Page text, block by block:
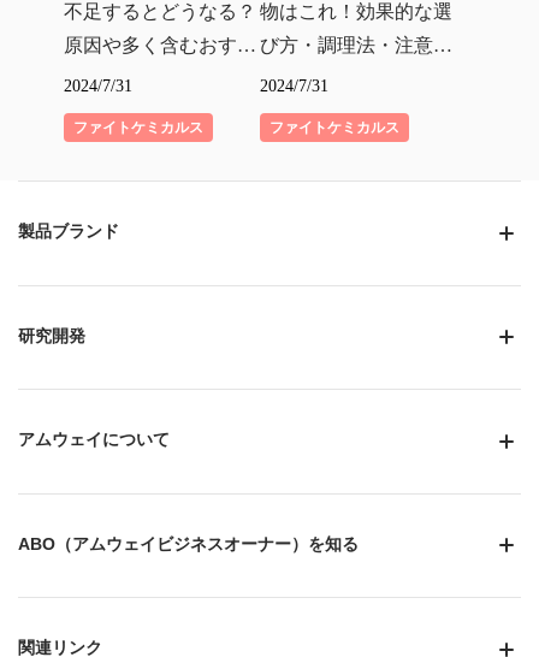
不足するとどうなる？
原因や多く含むおすす
め食材をわかりやすく
紹介
2024/7/31
ファイトケミカルス
物はこれ！効果的な選
び方・調理法・注意点
も紹介
2024/7/31
ファイトケミカルス
製品ブランド
研究開発
アムウェイについて
ABO（アムウェイビジネスオーナー）を知る
関連リンク